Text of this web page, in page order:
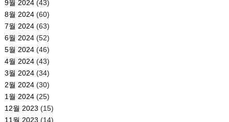
9월 2024(43)
8월 2024(60)
7월 2024(63)
6월 2024(52)
5월 2024(46)
4월 2024(43)
3월 2024(34)
2월 2024(30)
1월 2024(25)
12월 2023 (15)
11월 2023 (14)